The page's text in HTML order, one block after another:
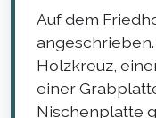
Auf dem
Holzkreuz,
einer
Nischenplatte